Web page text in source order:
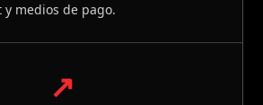
medios de pago.
↗